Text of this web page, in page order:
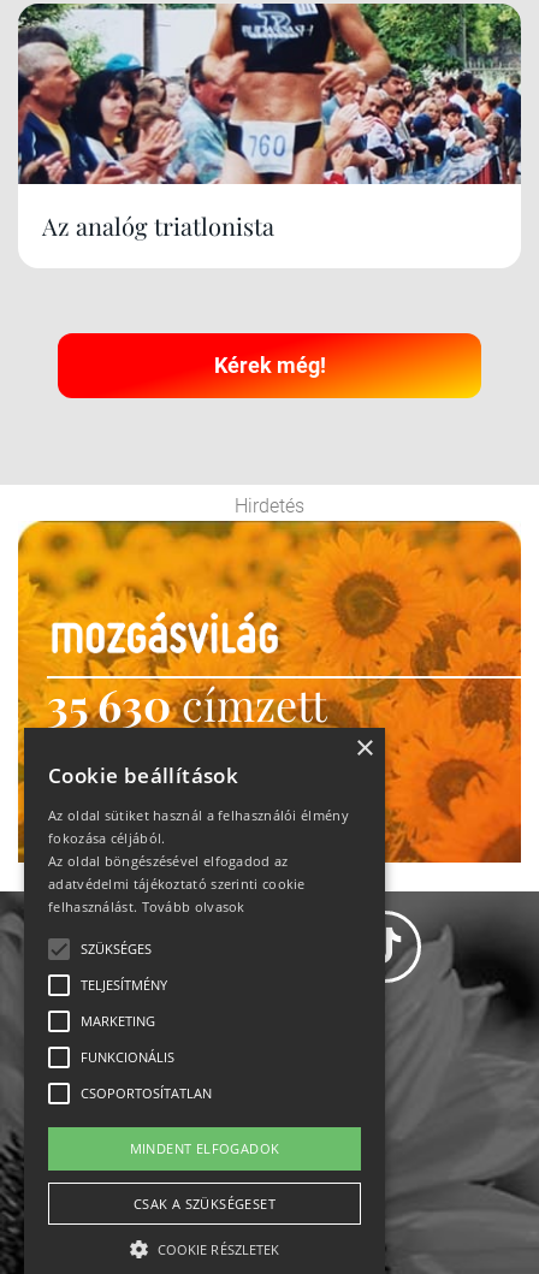
Az analóg triatlonista
Kérek még!
Hirdetés
35 630címzett
heti motiváció
Ne maradj le!
Állásajánlatok
Impresszum-kapcsolat
Jogi nyilatkozat
×
Cookie beállítások
Az oldal sütiket használ a felhasználói élmény
fokozása céljából.
Az oldal böngészésével elfogadod az
adatvédelmi tájékoztató szerinti cookie
felhasználást. Tovább olvasok
SZÜKSÉGES
TELJESÍTMÉNY
MARKETING
FUNKCIONÁLIS
CSOPORTOSÍTATLAN
MINDENT ELFOGADOK
CSAK A SZÜKSÉGESET
COOKIE RÉSZLETEK